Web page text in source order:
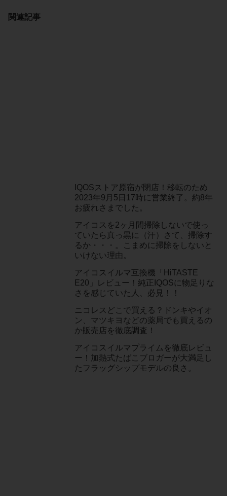
関連記事
IQOSストア原宿が閉店！移転のため
2023年9月5日17時に営業終了。約8年
お疲れさまでした。
アイコスを2ヶ月間掃除しないで使っ
ていたら真っ黒に（汗）さて、掃除す
るか・・・。こまめに掃除をしないと
いけない理由。
アイコスイルマ互換機「HiTASTE
E20」レビュー！純正IQOSに物足りな
さを感じていた人、必見！！
ニコレスどこで買える？ドンキやイオ
ン、マツキヨなどの薬局でも買えるの
か販売店を徹底調査！
アイコスイルマプライムを徹底レビュ
ー！加熱式たばこブロガーが大満足し
たフラッグシップモデルの良さ。